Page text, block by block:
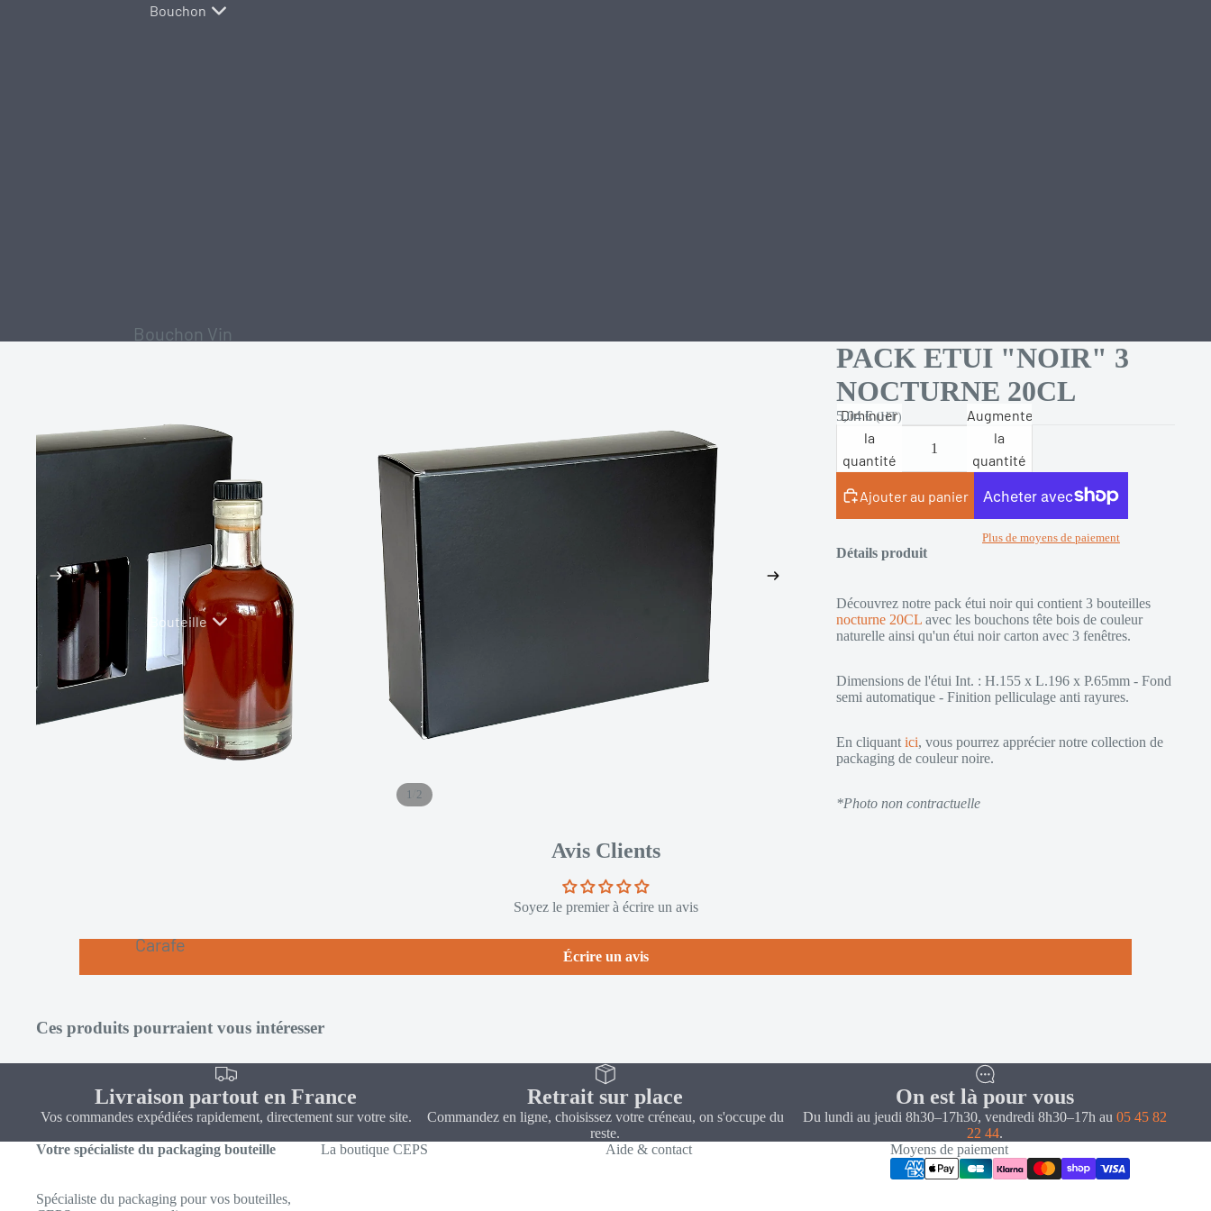
Bouchon
Bouchon Vin
Plastique
Bouteille
Carafe
Dame
Fantaisie
Mignonnette
Standard
Tonneau-Fut
1 2
PACK ETUI "NOIR" 3
NOCTURNE 20CL
5,04 €(HT)
Diminuer
la
quantité
Augmenter
la
quantité
Ajouter au panier
Plus de moyens de paiement
Détails produit
Découvrez notre pack étui noir qui contient 3 bouteilles
nocturne 20CL avec les bouchons tête bois de couleur
naturelle ainsi qu'un étui noir carton avec 3 fenêtres.
Dimensions de l'étui Int. : H.155 x L.196 x P.65mm - Fond
semi automatique - Finition pelliculage anti rayures.
En cliquant ici, vous pourrez apprécier notre collection de
packaging de couleur noire.
*Photo non contractuelle
Avis Clients
Soyez le premier à écrire un avis
Écrire un avis
Ces produits pourraient vous intéresser
Livraison partout en France
Vos commandes expédiées rapidement, directement sur votre site.
Retrait sur place
Commandez en ligne, choisissez votre créneau, on s'occupe du
reste.
On est là pour vous
Du lundi au jeudi 8h30–17h30, vendredi 8h30–17h au05 45 82
22 44.
Votre spécialiste du packaging bouteille
Spécialiste du packaging pour vos bouteilles,
La boutique CEPS Aide & contact Moyens de paiement